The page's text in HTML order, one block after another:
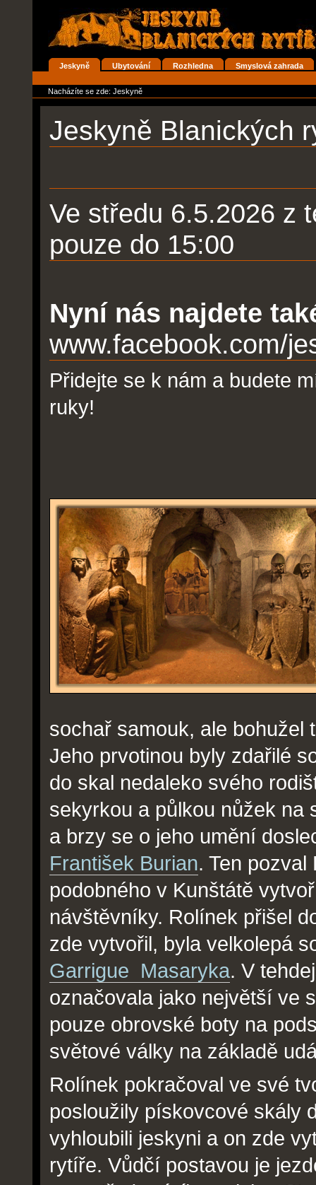
navigaci
Oddíly Jeskyně Ubytování Rozhledna
Smyslová zahrada
nástroje
Nacházíte se zde: Jeskyně
Jeskyně Blanických
Ve středu 6.5.2026 z
pouze do 15:00
Nyní nás najdete
www.facebook.com/
Přidejte se k nám a budete
ruky!
sochař samouk, ale bohužel
Jeho prvotinou byly zdařilé
do skal nedaleko svého
sekyrkou a půlkou nůžek na
a brzy se o jeho umění
František Burian. Ten
podobného v Kunštátě
návštěvníky. Rolínek přišel
zde vytvořil, byla velkolepá
Garrigue Masaryka. V
označovala jako největší ve
pouze obrovské boty na
světové války na základě
Rolínek pokračoval ve své
posloužily pískovcové skály
vyhloubili jeskyni a on zde
rytíře. Vůdčí postavou je